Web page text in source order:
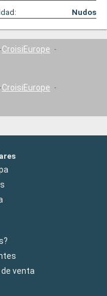
Nudos
CroisiEurope
CroisiEurope
venta